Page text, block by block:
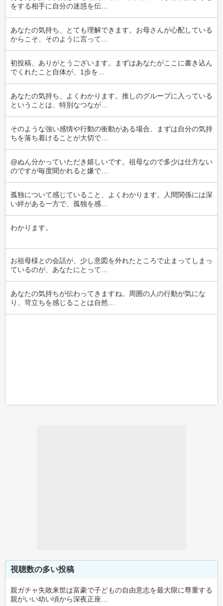
をする相手に自分の迷惑を伝…
あなたの気持ち、とても理解できます。お母さんが心配している
からこそ、そのように言って…
初投稿、ありがとうございます。まずはあなたがここに書き込ん
でくれたこと自体が、1歩を…
あなたの気持ち、よくわかります。推しのグループに入っている
ということは、特別なつなが…
そのような強い感情や行動の衝動がある場合、まずは自分の気持
ちを落ち着けることが大切で…
@ぬん分かっていただき嬉しいです。祖母なので多少は仕方ない
のですが毎度聞かれると嫌で…
孤独について感じていること、よくわかります。人間関係には深
い絆がある一方で、孤独を感…
わかります。
お祖母様との会話が、少し意図を外れたところで止まってしまっ
ているのが、あなたにとって…
あなたの気持ちが伝わってきますね。周囲の人の行動が気にな
り、苛立ちを感じることは自然…
視聴数の多い投稿
親ガチャ失敗来世は富豪で子どもの自由意志を最大限に尊重する
親がいい幼い頃から深夜正座…